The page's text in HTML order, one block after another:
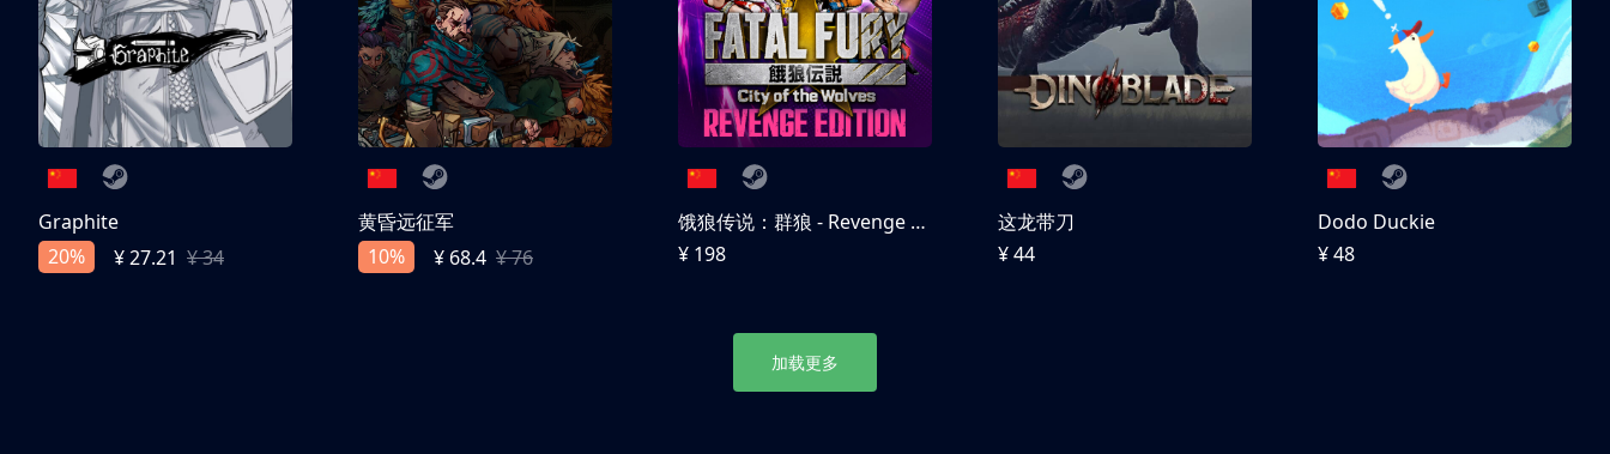
Graphite
20%
¥ 27.21 ¥ 34
黄昏远征军
10%
¥ 68.4 ¥ 76
饿狼传说：群狼 - Revenge Edition
¥ 198
这龙带刀
¥ 44
Dodo Duckie
¥ 48
加载更多